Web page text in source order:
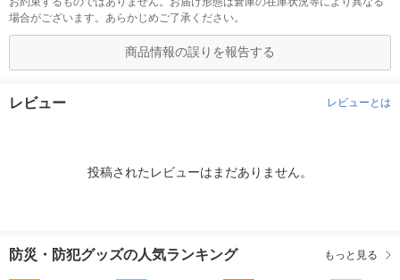
場合がございます。あらかじめご了承ください。
商品情報の誤りを報告する
レビュー レビューとは
投稿されたレビューはまだありません。
防災・防犯グッズの人気ランキング もっと見る